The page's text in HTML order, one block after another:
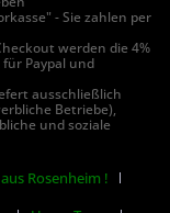
- Sie zahlen per
werden die 4%
Paypal und
ausschließlich
Betriebe),
und soziale
Rosenheim !